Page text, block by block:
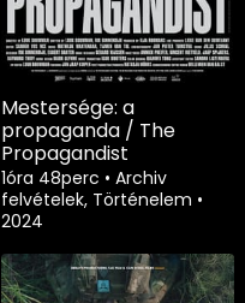
Mestersége: a
propaganda / The
Propagandist
1óra 48perc • Archiv
felvételek, Történelem •
2024